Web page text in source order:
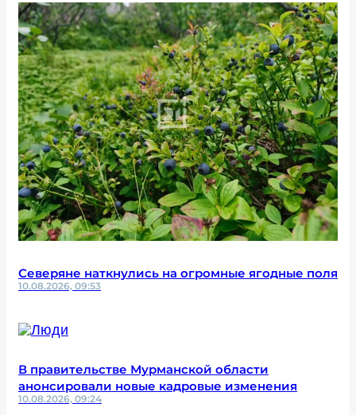
Северяне наткнулись на огромные ягодные поля
10.08.2026, 09:53
В правительстве Мурманской области
анонсировали новые кадровые изменения
10.08.2026, 09:24